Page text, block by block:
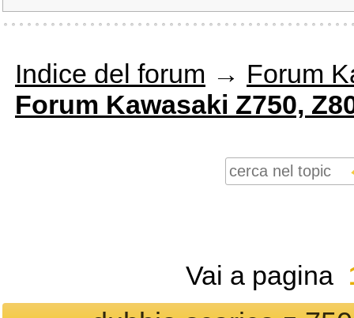
Indice del forum → Forum
Forum Kawasaki Z750,
Vai a pagina